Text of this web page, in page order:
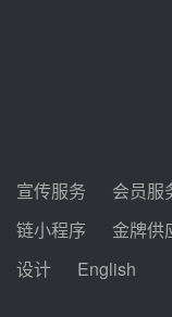
宣传服务 会员服
链小程序
金牌供
设计
English